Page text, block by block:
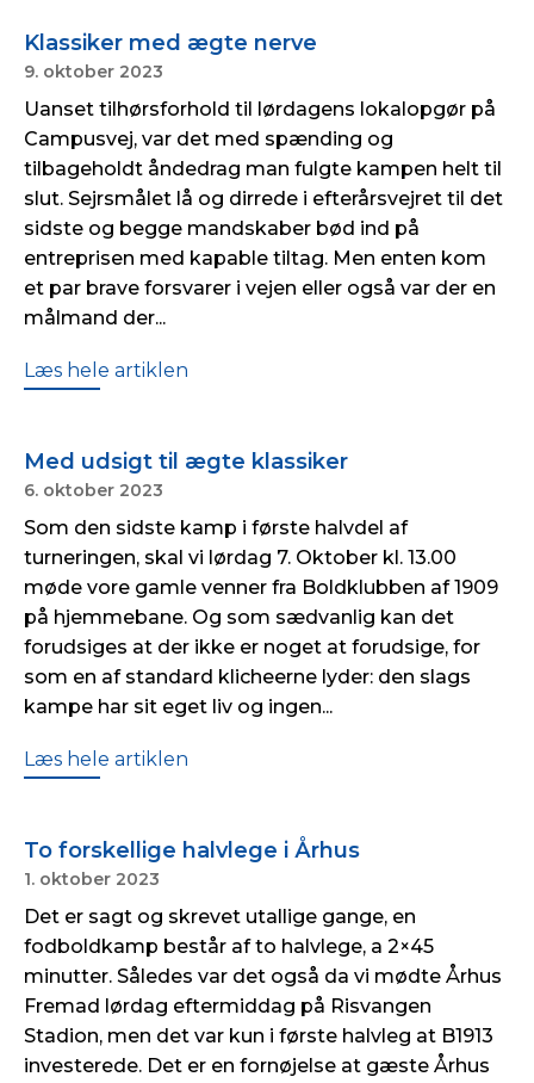
Klassiker med ægte nerve
9. oktober 2023
Uanset tilhørsforhold til lørdagens lokalopgør på
Campusvej, var det med spænding og
tilbageholdt åndedrag man fulgte kampen helt til
slut. Sejrsmålet lå og dirrede i efterårsvejret til det
sidste og begge mandskaber bød ind på
entreprisen med kapable tiltag. Men enten kom
et par brave forsvarer i vejen eller også var der en
målmand der...
Læs hele artiklen
Med udsigt til ægte klassiker
6. oktober 2023
Som den sidste kamp i første halvdel af
turneringen, skal vi lørdag 7. Oktober kl. 13.00
møde vore gamle venner fra Boldklubben af 1909
på hjemmebane. Og som sædvanlig kan det
forudsiges at der ikke er noget at forudsige, for
som en af standard klicheerne lyder: den slags
kampe har sit eget liv og ingen...
Læs hele artiklen
To forskellige halvlege i Århus
1. oktober 2023
Det er sagt og skrevet utallige gange, en
fodboldkamp består af to halvlege, a 2×45
minutter. Således var det også da vi mødte Århus
Fremad lørdag eftermiddag på Risvangen
Stadion, men det var kun i første halvleg at B1913
investerede. Det er en fornøjelse at gæste Århus